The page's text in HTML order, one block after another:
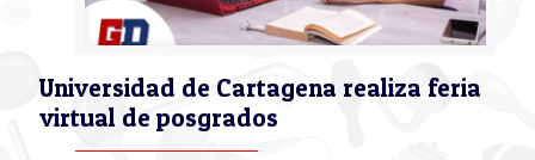
Universidad de Cartagena realiza feria
virtual de posgrados